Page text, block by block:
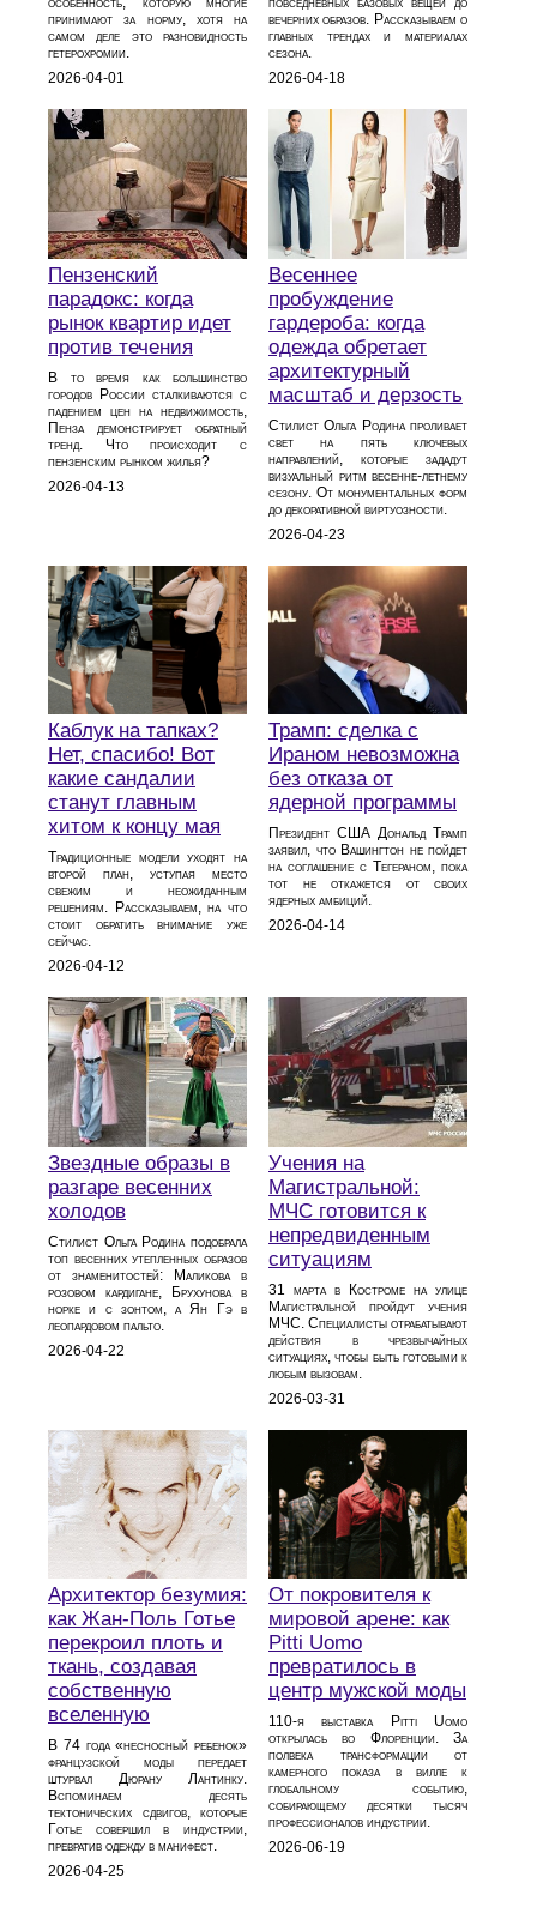
принимают за норму, хотя на
самом деле это разновидность
гетерохромии.
2026-04-01
вечерних образов. Рассказываем о
главных трендах и материалах
сезона.
2026-04-18
Пензенский
парадокс: когда
рынок квартир идет
против течения
В то время как большинство
городов России сталкиваются с
падением цен на недвижимость,
Пенза демонстрирует обратный
тренд. Что происходит с
пензенским рынком жилья?
2026-04-13
Весеннее
пробуждение
гардероба: когда
одежда обретает
архитектурный
масштаб и дерзость
Стилист Ольга Родина проливает
свет на пять ключевых
направлений, которые зададут
визуальный ритм весенне-летнему
сезону. От монументальных форм
до декоративной виртуозности.
2026-04-23
Каблук на тапках?
Нет, спасибо! Вот
какие сандалии
станут главным
хитом к концу мая
Традиционные модели уходят на
второй план, уступая место
свежим и неожиданным
решениям. Рассказываем, на что
стоит обратить внимание уже
сейчас.
2026-04-12
Трамп: сделка с
Ираном невозможна
без отказа от
ядерной программы
Президент США Дональд Трамп
заявил, что Вашингтон не пойдет
на соглашение с Тегераном, пока
тот не откажется от своих
ядерных амбиций.
2026-04-14
Звездные образы в
разгаре весенних
холодов
Стилист Ольга Родина подобрала
топ весенних утепленных образов
от знаменитостей: Маликова в
розовом кардигане, Брухунова в
норке и с зонтом, а Ян Гэ в
леопардовом пальто.
2026-04-22
Учения на
Магистральной:
МЧС готовится к
непредвиденным
ситуациям
31 марта в Костроме на улице
Магистральной пройдут учения
МЧС. Специалисты отрабатывают
действия в чрезвычайных
ситуациях, чтобы быть готовыми к
любым вызовам.
2026-03-31
Архитектор безумия:
как Жан-Поль Готье
перекроил плоть и
ткань, создавая
собственную
вселенную
В 74 года «несносный ребенок»
французской моды передает
штурвал Дюрану Лантинку.
Вспоминаем десять
тектонических сдвигов, которые
Готье совершил в индустрии,
превратив одежду в манифест.
2026-04-25
От покровителя к
мировой арене: как
Pitti Uomo
превратилось в
центр мужской моды
110‑я выставка Pitti Uomo
открылась во Флоренции. За
полвека трансформации от
камерного показа в вилле к
глобальному событию,
собирающему десятки тысяч
профессионалов индустрии.
2026-06-19